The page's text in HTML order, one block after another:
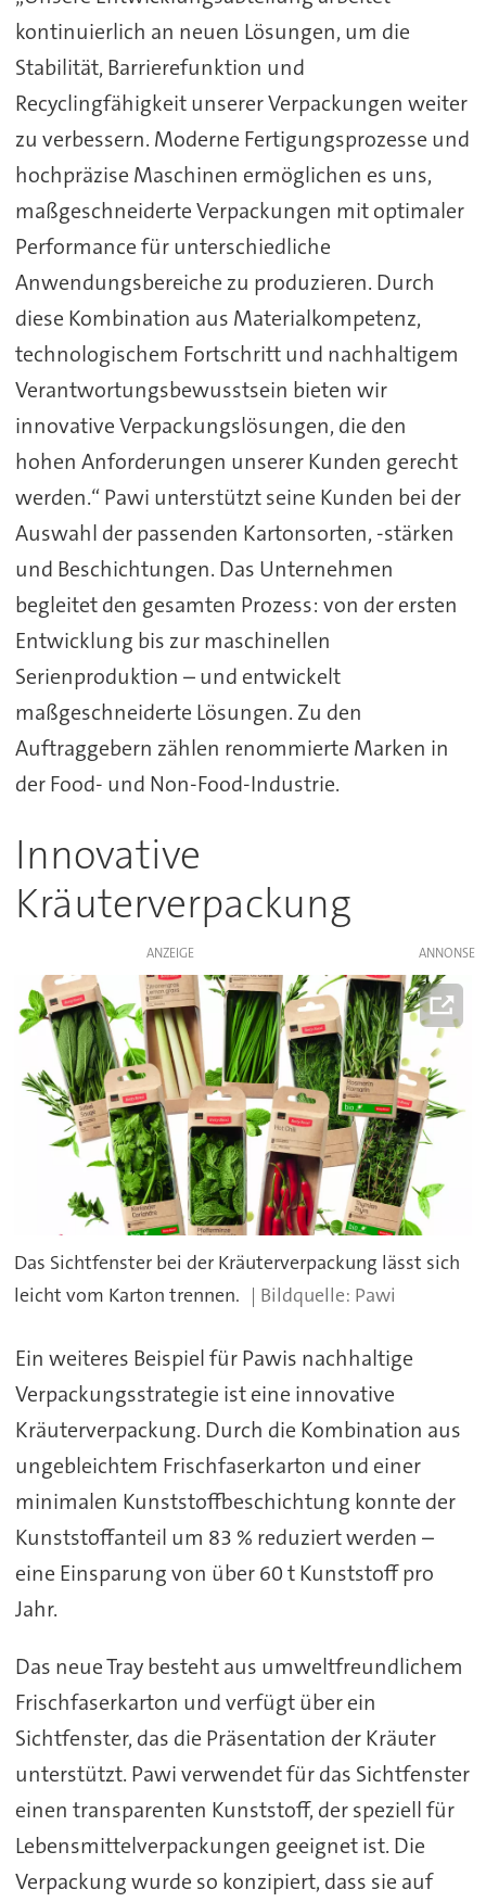
kontinuierlich an neuen Lösungen, um die
Stabilität, Barrierefunktion und
Recyclingfähigkeit unserer Verpackungen weiter
zu verbessern. Moderne Fertigungsprozesse und
hochpräzise Maschinen ermöglichen es uns,
maßgeschneiderte Verpackungen mit optimaler
Performance für unterschiedliche
Anwendungsbereiche zu produzieren. Durch
diese Kombination aus Materialkompetenz,
technologischem Fortschritt und nachhaltigem
Verantwortungsbewusstsein bieten wir
innovative Verpackungslösungen, die den
hohen Anforderungen unserer Kunden gerecht
werden.“ Pawi unterstützt seine Kunden bei der
Auswahl der passenden Kartonsorten, -stärken
und Beschichtungen. Das Unternehmen
begleitet den gesamten Prozess: von der ersten
Entwicklung bis zur maschinellen
Serienproduktion – und entwickelt
maßgeschneiderte Lösungen. Zu den
Auftraggebern zählen renommierte Marken in
der Food- und Non-Food-Industrie.
Innovative
Kräuterverpackung
ANZEIGE
Das Sichtfenster bei der Kräuterverpackung lässt sich
leicht vom Karton trennen.
Pawi
Ein weiteres Beispiel für Pawis nachhaltige
Verpackungsstrategie ist eine innovative
Kräuterverpackung. Durch die Kombination aus
ungebleichtem Frischfaserkarton und einer
minimalen Kunststoffbeschichtung konnte der
Kunststoffanteil um 83 % reduziert werden –
eine Einsparung von über 60 t Kunststoff pro
Jahr.
Das neue Tray besteht aus umweltfreundlichem
Frischfaserkarton und verfügt über ein
Sichtfenster, das die Präsentation der Kräuter
unterstützt. Pawi verwendet für das Sichtfenster
einen transparenten Kunststoff, der speziell für
Lebensmittelverpackungen geeignet ist. Die
Verpackung wurde so konzipiert, dass sie auf